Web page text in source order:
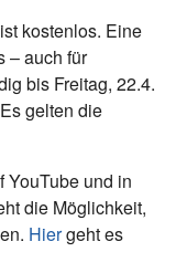
kostenlos. Eine
– auch für
bis Freitag, 22.4.
gelten die
YouTube und in
die Möglichkeit,
Hiergeht es